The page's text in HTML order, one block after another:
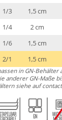
1/3 1,5 cm
1/4 2 cm
1/6 1,5 cm
2/1 1,5 cm
in GN-
anderer GN-Maße
siehe auf